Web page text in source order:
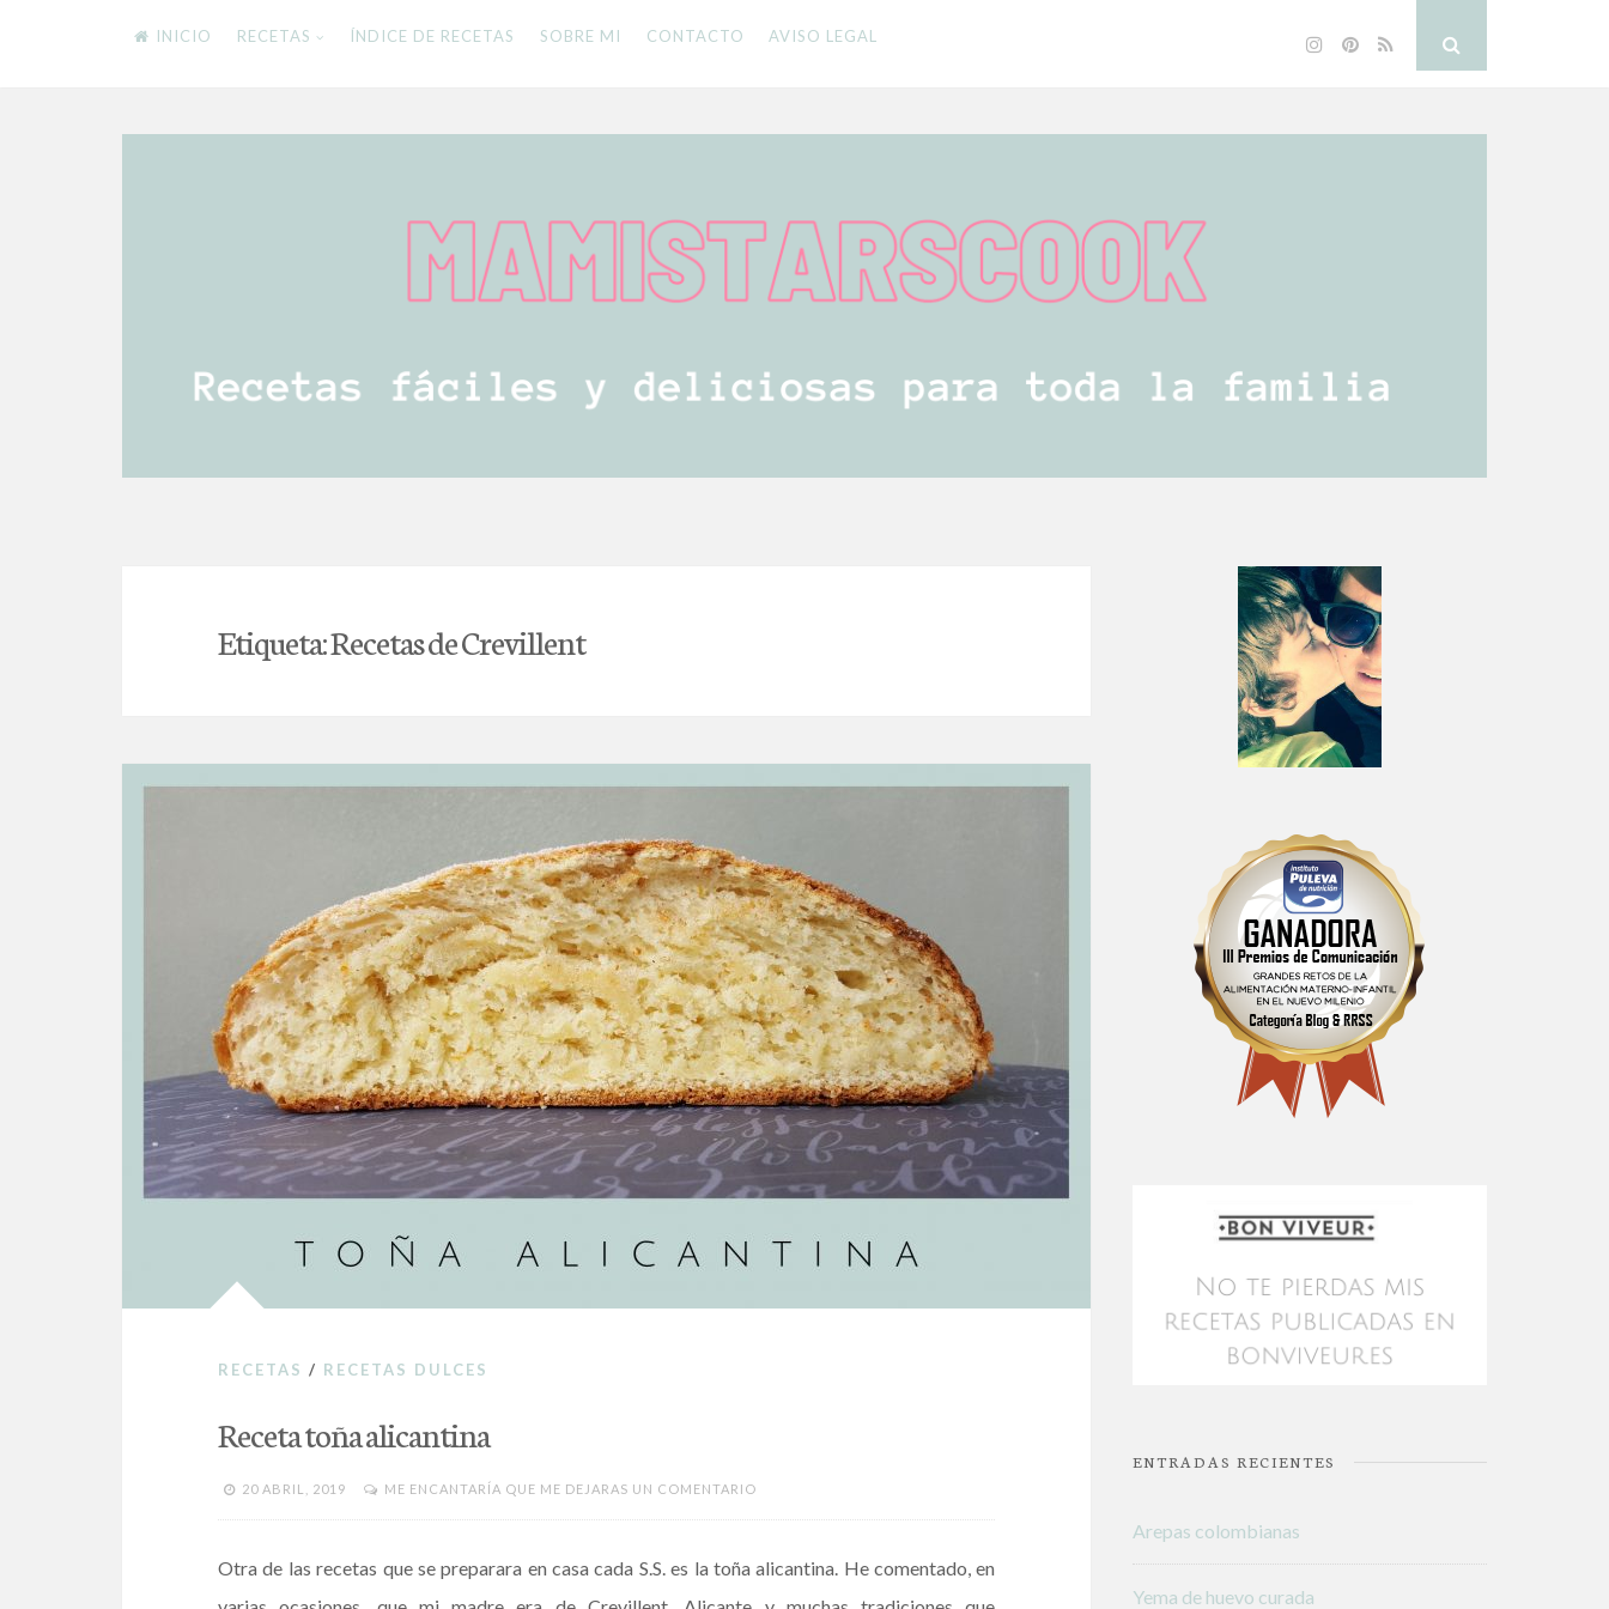
INICIO RECETAS ÍNDICE DE RECETAS SOBRE MI CONTACTO AVISO LEGAL Instagram
Pinterest
Etiqueta:Recetas de Crevillent
RECETAS / RECETAS DULCES
Receta toña alicantina
20 ABRIL, 2019 ME ENCANTARÍA QUE ME DEJARAS UN COMENTARIO
Otra de las recetas que se preparara en casa cada S.S. es la toña alicantina. He comentado, en
ENTRADAS RECIENTES
Arepas colombianas
Yema de huevo curada